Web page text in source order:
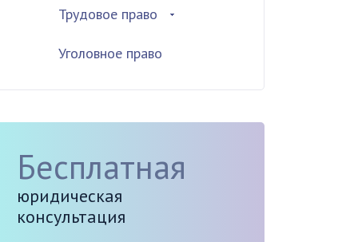
Трудовое право
Уголовное право
Бесплатная
юридическая
консультация